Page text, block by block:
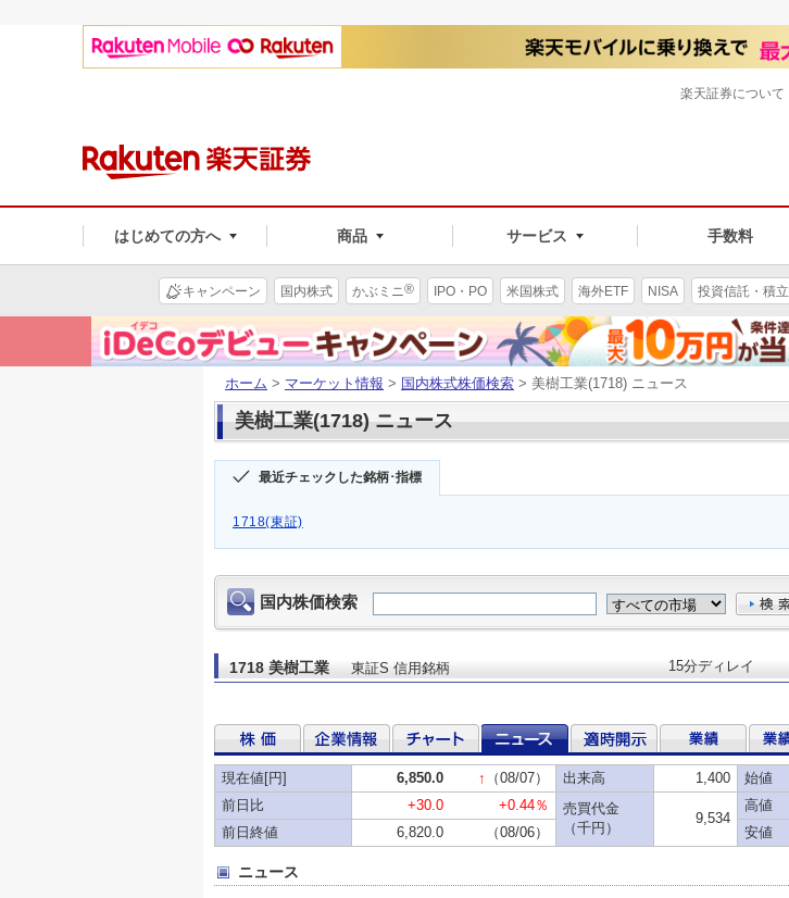
はじめての方へ 商品 サービス 手数料
楽天証券について
キャンペーン 国内株式 かぶミニ® IPO・PO 米国株式 海外ETF NISA 投資信託・積立
ホーム > マーケット情報 > 国内株式株価検索 > 美樹工業(1718) ニュース
美樹工業(1718) ニュース
最近チェックした銘柄･指標
1718(東証)